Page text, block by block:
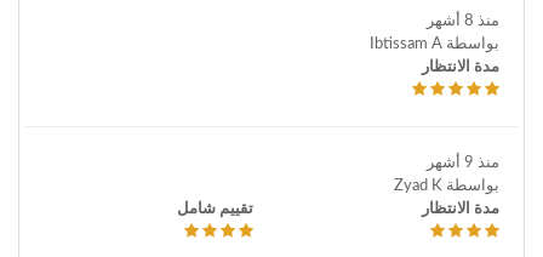
منذ 8 أشهر
بواسطة Ibtissam A
مدة الانتظار
منذ 9 أشهر
بواسطة Zyad K
مدة الانتظار
تقييم شامل